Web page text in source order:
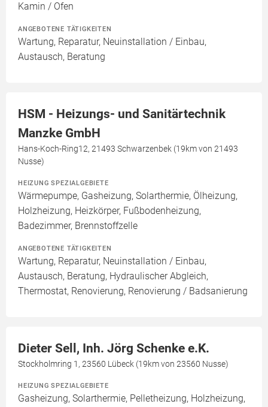
Kamin / Ofen
ANGEBOTENE TÄTIGKEITEN
Wartung, Reparatur, Neuinstallation / Einbau,
Austausch, Beratung
HSM - Heizungs- und Sanitärtechnik
Manzke GmbH
Hans-Koch-Ring12, 21493 Schwarzenbek (19km von 21493
Nusse)
HEIZUNG SPEZIALGEBIETE
Wärmepumpe, Gasheizung, Solarthermie, Ölheizung,
Holzheizung, Heizkörper, Fußbodenheizung,
Badezimmer, Brennstoffzelle
ANGEBOTENE TÄTIGKEITEN
Wartung, Reparatur, Neuinstallation / Einbau,
Austausch, Beratung, Hydraulischer Abgleich,
Thermostat, Renovierung, Renovierung / Badsanierung
Dieter Sell, Inh. Jörg Schenke e.K.
Stockholmring 1, 23560 Lübeck (19km von 23560 Nusse)
HEIZUNG SPEZIALGEBIETE
Gasheizung, Solarthermie, Pelletheizung, Holzheizung,